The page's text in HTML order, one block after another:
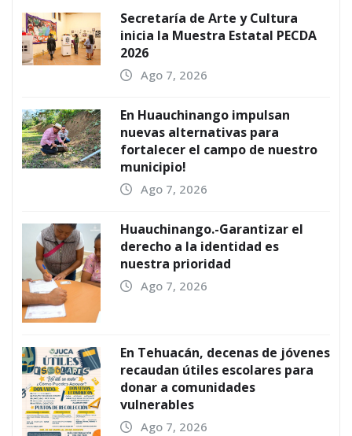
Secretaría de Arte y Cultura
inicia la Muestra Estatal PECDA
2026
Ago 7, 2026
En Huauchinango impulsan
nuevas alternativas para
fortalecer el campo de nuestro
municipio!
Ago 7, 2026
Huauchinango.-Garantizar el
derecho a la identidad es
nuestra prioridad
Ago 7, 2026
En Tehuacán, decenas de jóvenes
recaudan útiles escolares para
donar a comunidades
vulnerables
Ago 7, 2026